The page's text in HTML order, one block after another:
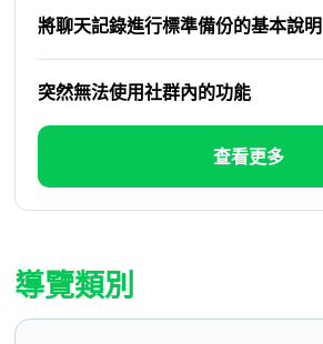
將聊天記錄進行標準備份的基本說明
突然無法使用社群內的功能
查看更多
導覽類別